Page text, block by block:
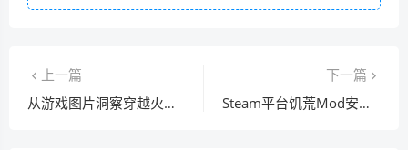
上一篇
从游戏图片洞察穿越火线零角色的独特魅力
下一篇
Steam平台饥荒Mod安装攻略，开启全新冒险